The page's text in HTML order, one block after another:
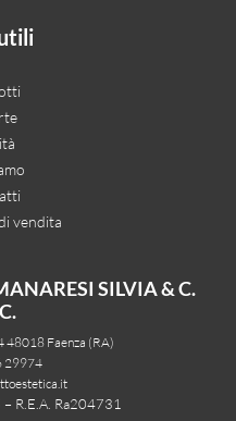
vendita
SILVIA & C.
48018 Faenza (RA)
29974
R.E.A. Ra204731